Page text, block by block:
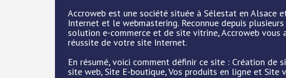
Accroweb est une société située à Sélestat en Alsace
Internet et le webmastering. Reconnue depuis
solution e-commerce et de site vitrine, Accroweb vous
réussite de votre site Internet.
En résumé, voici comment définir ce site : Création de
site web, Site E-boutique, Vos produits en ligne et